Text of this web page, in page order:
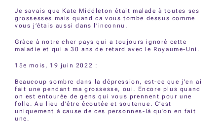
Je savais que Kate Middleton était malade à toutes ses
grossesses mais quand ca vous tombe dessus comme
vous j’étais aussi dans l’inconnu.
Grâce à notre cher pays qui a toujours ignoré cette
maladie et qui a 30 ans de retard avec le Royaume-Uni.
15e mois, 19 juin 2022 :
Beaucoup sombre dans la dépression, est-ce que j’en ai
fait une pendant ma grossesse, oui. Encore plus quand
on est entourée de gens qui vous prennent pour une
folle. Au lieu d’être écoutée et soutenue. C’est
uniquement à cause de ces personnes-là qu’on en fait
une.